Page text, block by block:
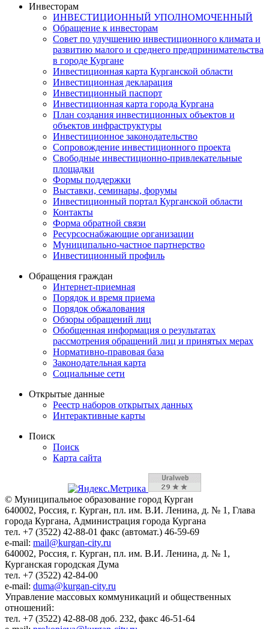
Инвесторам
ИНВЕСТИЦИОННЫЙ УПОЛНОМОЧЕННЫЙ
Обращение к инвесторам
Совет по улучшению инвестиционного климата и
развитию малого и среднего предпринимательства
в городе Кургане
Инвестиционная карта Курганской области
Инвестиционная декларация
Инвестиционный паспорт
Инвестиционная карта города Кургана
План создания инвестиционных объектов и
объектов инфраструктуры
Инвестиционное законодательство
Сопровождение инвестиционного проекта
Свободные инвестиционно-привлекательные
площадки
Формы поддержки
Выставки, семинары, форумы
Инвестиционный портал Курганской области
Контакты
Форма обратной связи
Ресурсоснабжающие организации
Муниципально-частное партнерство
Инвестиционный профиль
Обращения граждан
Интернет-приемная
Порядок и время приема
Порядок обжалования
Обзоры обращений лиц
Обобщенная информация о результатах
рассмотрения обращений лиц и принятых мерах
Нормативно-правовая база
Законодательная карта
Социальные сети
Открытые данные
Реестр наборов открытых данных
Интерактивные карты
Поиск
Поиск
Карта сайта
© Муниципальное образование город Курган
640002, Россия, г. Курган, пл. им. В.И. Ленина, д. № 1, Глава
города Кургана, Администрация города Кургана
тел. +7 (3522) 42-88-01 факс (автомат.) 46-59-69
e-mail: mail@kurgan-city.ru
640002, Россия, г. Курган, пл. им. В.И. Ленина, д. № 1,
Курганская городская Дума
тел. +7 (3522) 42-84-00
e-mail: duma@kurgan-city.ru
Управление массовых коммуникаций и общественных
отношений:
тел. +7 (3522) 42-88-08 доб. 232, факс 46-51-64